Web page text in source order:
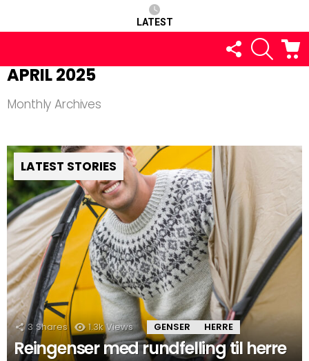
LATEST
FOLLOW
US
SEARCH
APRIL 2025
Monthly Archives
LATEST STORIES
3 Shares 1.3k Views GENSER HERRE
Reingenser med rundfelling til herre